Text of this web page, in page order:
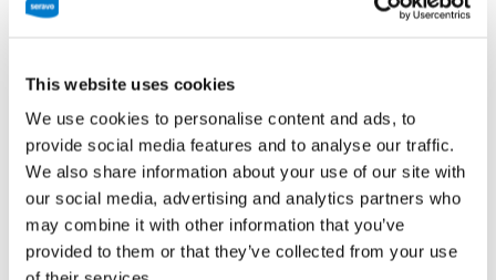
This website uses cookies
We use cookies to personalise content and ads, to
provide social media features and to analyse our traffic.
We also share information about your use of our site with
our social media, advertising and analytics partners who
may combine it with other information that you’ve
provided to them or that they’ve collected from your use
sietämättömän hitaasti.
Myyttejä murtamassa
Verkko on pullollaan erilaisia artikkeleita ja oppaita
WordPress-sivuston tietoturvan ja nopeuden
parantamiseen. Valitettavasti useimmat ohjeet
ovat vain kymmenen kohdan listauksia